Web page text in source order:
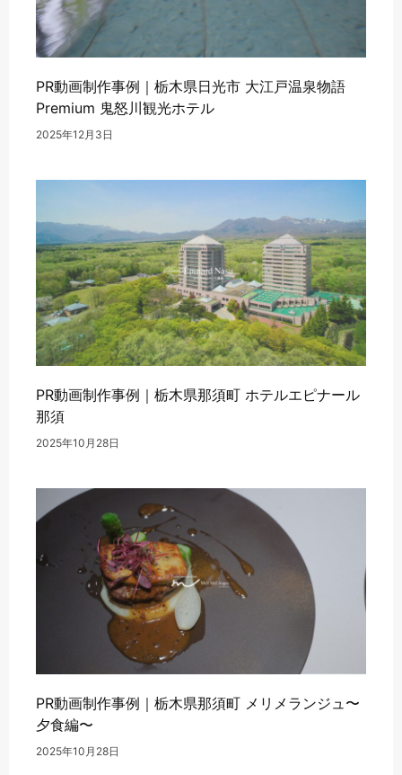
PR動画制作事例｜栃木県日光市 大江戸温泉物語
Premium 鬼怒川観光ホテル
2025年12月3日
PR動画制作事例｜栃木県那須町 ホテルエピナール
那須
2025年10月28日
PR動画制作事例｜栃木県那須町 メリメランジュ〜
夕食編〜
2025年10月28日